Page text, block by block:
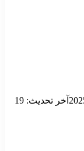
آخر تحديث: 19